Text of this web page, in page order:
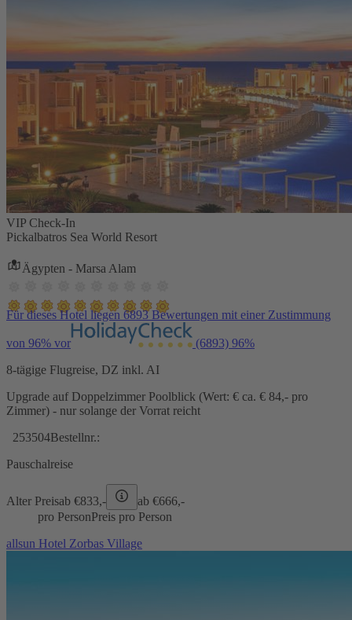
VIP Check-In
Pickalbatros Sea World Resort
Ägypten - Marsa Alam
Für dieses Hotel liegen 6893 Bewertungen mit einer Zustimmung
von 96% vor (6893) 96%
8-tägige Flugreise, DZ inkl. AI
Upgrade auf Doppelzimmer Poolblick (Wert: € ca. € 84,- pro
Zimmer) - nur solange der Vorrat reicht
253504Bestellnr.:
Pauschalreise
Alter Preisab €833,- ab €666,-
pro PersonPreis pro Person
allsun Hotel Zorbas Village